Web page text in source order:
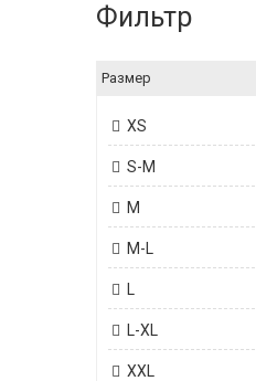
Фильтр
Размер
XS
S-M
M
M-L
L-XL
XXL